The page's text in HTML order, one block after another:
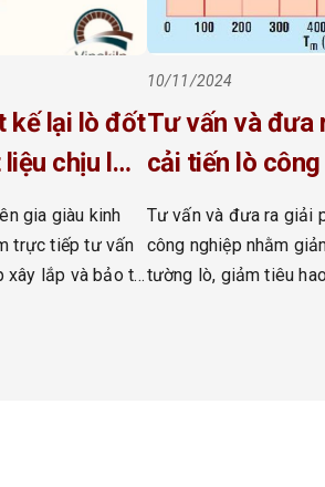
kế lại lò đốt
chịu lửa
gia giàu kinh
trực tiếp tư vấn
xây lắp và bảo trì
10/11/2024
Tư vấn và đưa
cải tiến lò
nhằm giảm tổn
tường lò, giảm
nhiên liệu
Tư vấn và đưa ra giải
công nghiệp nhằm
tường lò, giảm tiêu